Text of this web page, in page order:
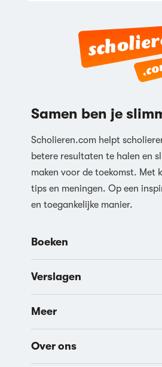
Reageren
Samen ben je
Scholieren.com helpt
betere resultaten te halen en
maken voor de toekomst. Met
tips en meningen. Op een
en toegankelijke manier.
Boeken
Verslagen
Meer
Over ons